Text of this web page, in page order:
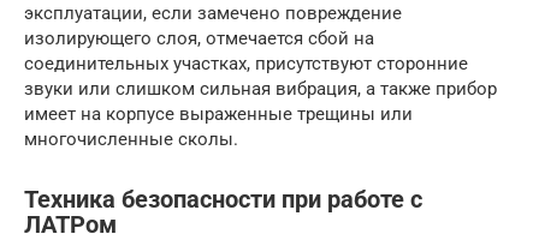
эксплуатации, если замечено повреждение
изолирующего слоя, отмечается сбой на
соединительных участках, присутствуют сторонние
звуки или слишком сильная вибрация, а также прибор
имеет на корпусе выраженные трещины или
многочисленные сколы.
Техника безопасности при работе с
ЛАТРом